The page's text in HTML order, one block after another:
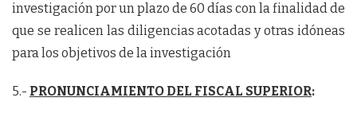
investigación por un plazo de 60 días con la finalidad de
que se realicen las diligencias acotadas y otras idóneas
para los objetivos de la investigación
5.- PRONUNCIAMIENTO DEL FISCAL SUPERIOR: